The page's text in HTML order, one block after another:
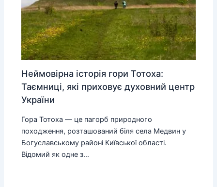
Неймовірна історія гори Тотоха:
Таємниці, які приховує духовний центр
України
Гора Тотоха — це пагорб природного
походження, розташований біля села Медвин у
Богуславському районі Київської області.
Відомий як одне з…